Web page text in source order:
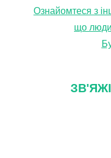
Ознайомтеся з
що люди